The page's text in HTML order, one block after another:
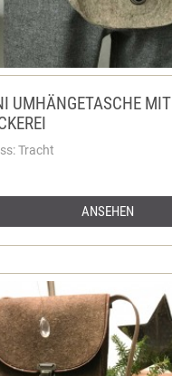
UMHÄNGETASCHE MIT
Tracht
ANSEHEN